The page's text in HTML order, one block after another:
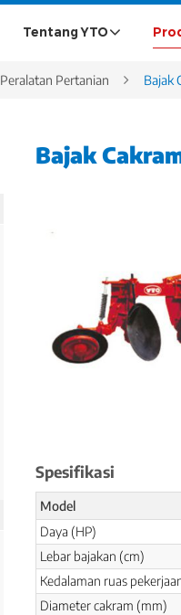
Tentang YTO
Peralatan Pertanian Bajak
Bajak
Spesifikasi
Model
Daya (HP)
Lebar bajakan (cm)
Kedalaman ruas
Diameter cakram (mm)